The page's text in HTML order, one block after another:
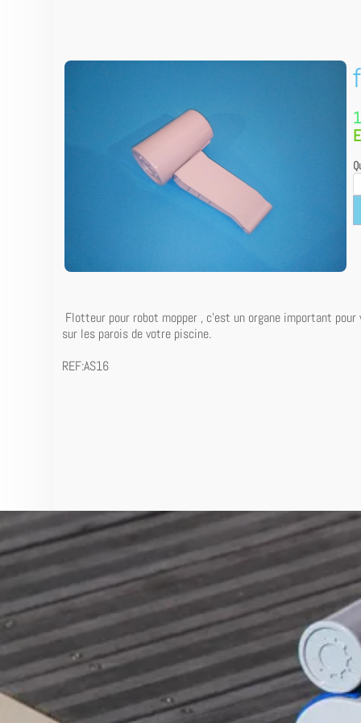
Flotteur pour robot mopper , c'est un organe important
sur les parois de votre piscine.
REF:AS16